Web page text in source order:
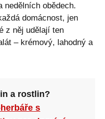
nedělních obědech.
domácnost, jen
z něj udělají ten
– krémový, lahodný a
a rostlin?
s